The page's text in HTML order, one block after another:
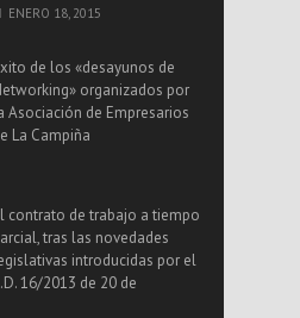
ENERO 18, 2015
de los «desayunos de
organizados por
Asociación de Empresarios
La Campiña
contrato de trabajo a tiempo
tras las novedades
introducidas por el
16/2013 de 20 de